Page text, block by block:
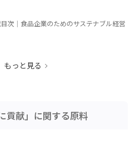
次｜食品企業のためのサステナブル経営
もっと見る
貢献」に関する原料